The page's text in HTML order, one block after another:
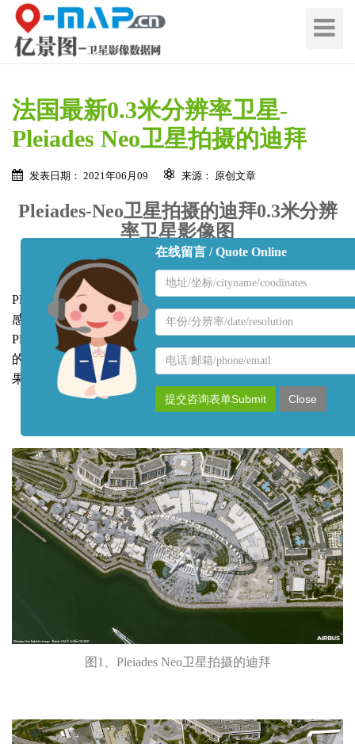
切
导
法国最新0.3米分辨率卫星-
Pleiades Neo卫星拍摄的迪拜
发表日期： 2021年06月09 来源： 原创文章
Pleiades-Neo卫星拍摄的迪拜0.3米分辨
率卫星影像图
Pleiades Neo卫星是法国AirBus公司最新0.3米分辨率光学遥
感卫星，也是法国第一个0.3米分辨率的遥感卫星，本图是
PleiadesNeo卫星返回的第一批影像数据，拍摄地点是阿联酋
的迪拜。让我们一起欣赏一下PleiadesNeo卫星的实际拍摄效
果。
图1、Pleiades Neo卫星拍摄的迪拜
在线留言 / Quote Online
地
区
称
区
称
系
方
式
提交咨询表单Submit Close